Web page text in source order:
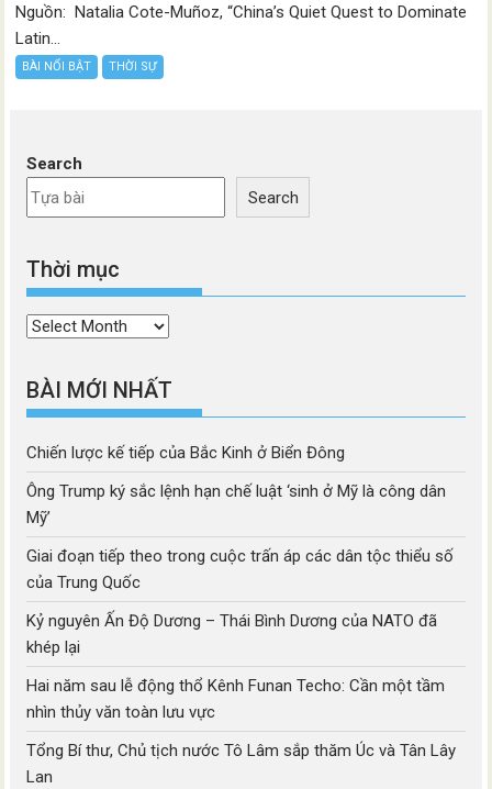
Nguồn: Natalia Cote-Muñoz, “China’s Quiet Quest to Dominate
Latin...
BÀI NỔI BẬT THỜI SỰ
Search
Search
Thời mục
Thời
BÀI MỚI NHẤT
Chiến lược kế tiếp của Bắc Kinh ở Biển Đông
Ông Trump ký sắc lệnh hạn chế luật ‘sinh ở Mỹ là công dân
Mỹ’
Giai đoạn tiếp theo trong cuộc trấn áp các dân tộc thiểu số
của Trung Quốc
Kỷ nguyên Ấn Độ Dương – Thái Bình Dương của NATO đã
khép lại
Hai năm sau lễ động thổ Kênh Funan Techo: Cần một tầm
nhìn thủy văn toàn lưu vực
Tổng Bí thư, Chủ tịch nước Tô Lâm sắp thăm Úc và Tân Lây
Lan